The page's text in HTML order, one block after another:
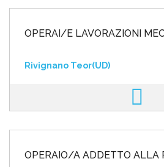
OPERAI/E LAVORAZIONI
Rivignano Teor(UD)
OPERAIO/A ADDETTO ALLA